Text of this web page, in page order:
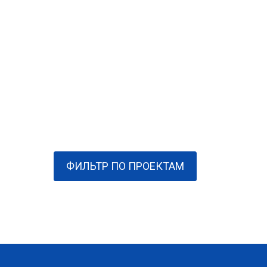
ФИЛЬТР ПО ПРОЕКТАМ